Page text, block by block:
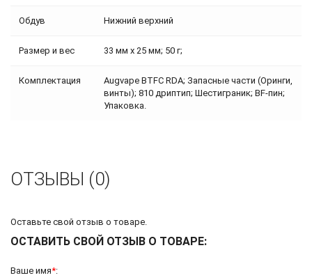
Обдув Нижний верхний
Размер и вес 33 мм x 25 мм; 50 г;
Комплектация
Augvape BTFC RDA; Запасные части (Оринги,
винты); 810 дриптип; Шестиграник; BF-пин;
Упаковка.
ОТЗЫВЫ (0)
Оставьте свой отзыв о товаре.
ОСТАВИТЬ СВОЙ ОТЗЫВ О ТОВАРЕ:
Ваше имя*: